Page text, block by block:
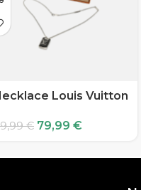
Louis Vuitton
€ 79,99 €